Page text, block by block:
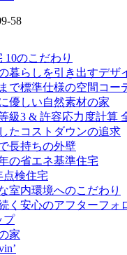
10のこだわり
暮らしを引き出すデザ
で標準仕様の空間コー
優しい自然素材の家
級3 & 許容応力度計算
たコストダウンの追求
長持ちの外壁
の省エネ基準住宅
点検住宅
室内環境へのこだわり
く安心のアフターフォ
プ
家